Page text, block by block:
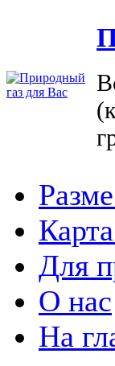
Для
О нас
На